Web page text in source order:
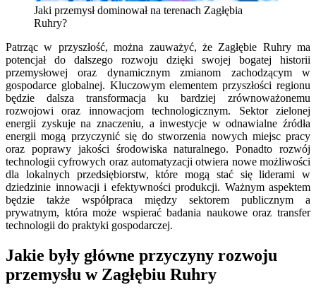
Jaki przemysł dominował na terenach Zagłębia
Ruhry?
Patrząc w przyszłość, można zauważyć, że Zagłębie Ruhry ma
potencjał do dalszego rozwoju dzięki swojej bogatej historii
przemysłowej oraz dynamicznym zmianom zachodzącym w
gospodarce globalnej. Kluczowym elementem przyszłości regionu
będzie dalsza transformacja ku bardziej zrównoważonemu
rozwojowi oraz innowacjom technologicznym. Sektor zielonej
energii zyskuje na znaczeniu, a inwestycje w odnawialne źródła
energii mogą przyczynić się do stworzenia nowych miejsc pracy
oraz poprawy jakości środowiska naturalnego. Ponadto rozwój
technologii cyfrowych oraz automatyzacji otwiera nowe możliwości
dla lokalnych przedsiębiorstw, które mogą stać się liderami w
dziedzinie innowacji i efektywności produkcji. Ważnym aspektem
będzie także współpraca między sektorem publicznym a
prywatnym, która może wspierać badania naukowe oraz transfer
technologii do praktyki gospodarczej.
Jakie były główne przyczyny rozwoju
przemysłu w Zagłębiu Ruhry